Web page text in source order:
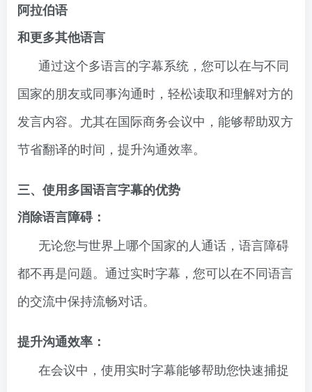
阿拉伯语
和更多其他语言
通过这个多语言的字幕系统，您可以在与不同
国家的朋友或同事沟通时，轻松读取和理解对方的
发言内容。尤其在国际商务会议中，能够帮助双方
节省翻译的时间，提升沟通效率。
三、使用多国语言字幕的优势
消除语言障碍：
无论您与世界上哪个国家的人通话，语言障碍
都不再是问题。通过实时字幕，您可以在不同语言
的交流中保持流畅对话。
提升沟通效率：
在会议中，使用实时字幕能够帮助您快速捕捉